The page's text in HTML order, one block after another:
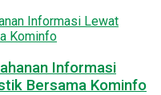
Informasi
Bersama Kominfo